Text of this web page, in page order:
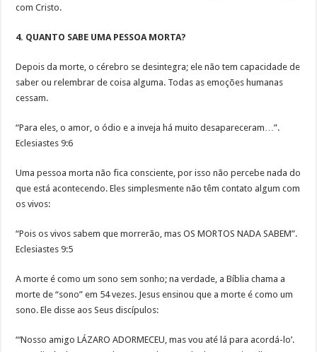
com Cristo.
4. QUANTO SABE UMA PESSOA MORTA?
Depois da morte, o cérebro se desintegra; ele não tem capacidade de
saber ou relembrar de coisa alguma. Todas as emoções humanas
cessam.
“Para eles, o amor, o ódio e a inveja há muito desapareceram…”.
Eclesiastes 9:6
Uma pessoa morta não fica consciente, por isso não percebe nada do
que está acontecendo. Eles simplesmente não têm contato algum com
os vivos:
“Pois os vivos sabem que morrerão, mas OS MORTOS NADA SABEM”.
Eclesiastes 9:5
A morte é como um sono sem sonho; na verdade, a Bíblia chama a
morte de “sono” em 54 vezes. Jesus ensinou que a morte é como um
sono. Ele disse aos Seus discípulos:
“‘Nosso amigo LÁZARO ADORMECEU, mas vou até lá para acordá-lo’.